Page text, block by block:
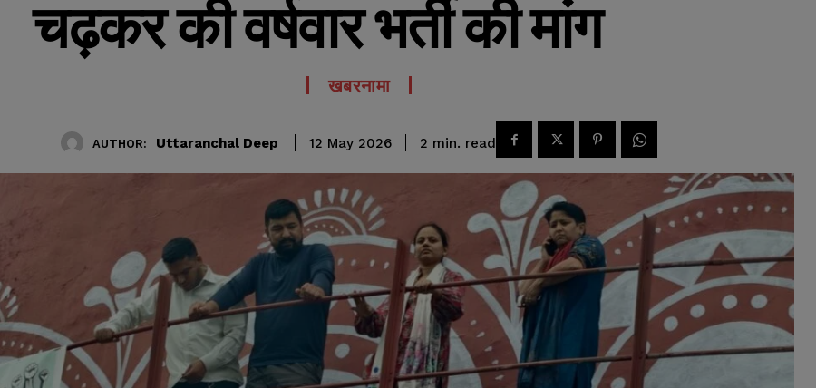
चढ़कर की वर्षवार भर्ती की मांग
खबरनामा
AUTHOR: Uttaranchal Deep 12 May 2026 2 min. read